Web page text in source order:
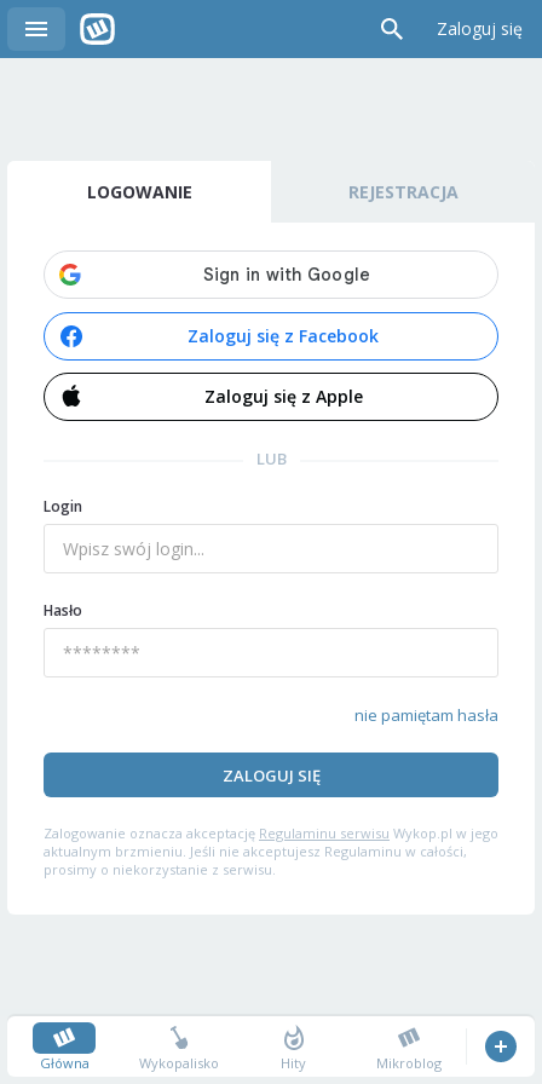
Zaloguj się
LOGOWANIE REJESTRACJA
Zaloguj się z Facebook
Zaloguj się z Apple
LUB
Login
Hasło
nie pamiętam hasła
ZALOGUJ SIĘ
Zalogowanie oznacza akceptację Regulaminu serwisu Wykop.pl w jego
aktualnym brzmieniu. Jeśli nie akceptujesz Regulaminu w całości,
prosimy o niekorzystanie z serwisu.
Główna Wykopalisko Hity Mikroblog